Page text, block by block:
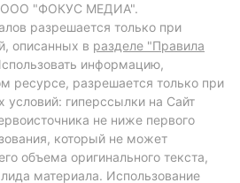
ООО "ФОКУС МЕДИА".
разрешается только при
описанных в разделе "Правила
информацию,
ресурсе, разрешается только при
гиперссылки на Сайт
не ниже первого
который не может
объема оригинального текста,
материала. Использование